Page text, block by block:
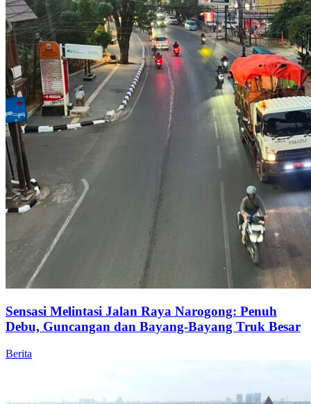
Sensasi Melintasi Jalan Raya Narogong: Penuh
Debu, Guncangan dan Bayang-Bayang Truk Besar
Berita